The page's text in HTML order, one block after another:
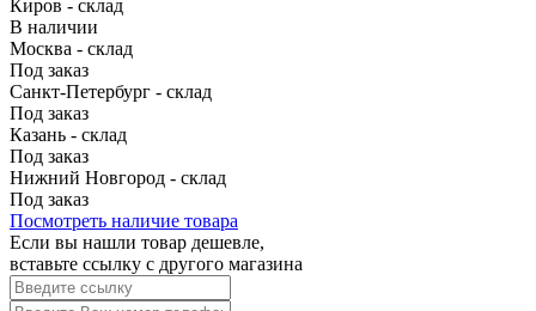
Киров - склад
В наличии
Москва - склад
Под заказ
Санкт-Петербург - склад
Под заказ
Казань - склад
Под заказ
Нижний Новгород - склад
Под заказ
Посмотреть наличие товара
Если вы нашли товар дешевле,
вставьте ссылку с другого магазина